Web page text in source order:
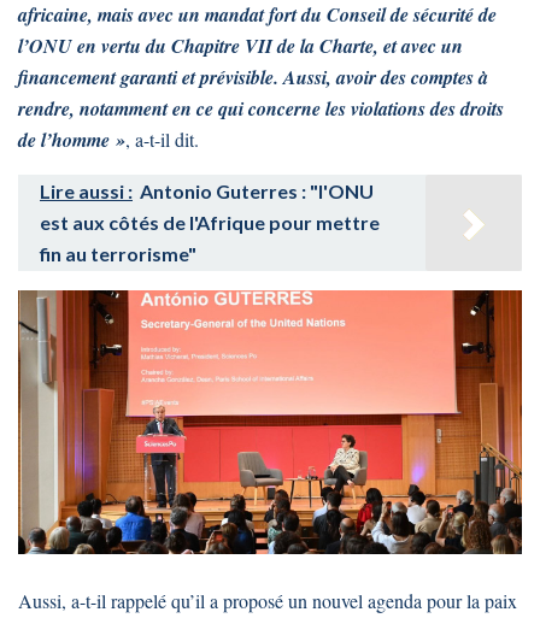
africaine, mais avec un mandat fort du Conseil de sécurité de
l’ONU en vertu du Chapitre VII de la Charte, et avec un
financement garanti et prévisible. Aussi, avoir des comptes à
rendre, notamment en ce qui concerne les violations des droits
de l’homme », a-t-il dit.
Lire aussi : Antonio Guterres : "l'ONU
est aux côtés de l'Afrique pour mettre
fin au terrorisme"
Aussi, a-t-il rappelé qu’il a proposé un nouvel agenda pour la paix